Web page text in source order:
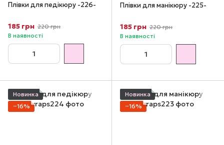
Плівки для педікюру -226-
185 грн 220 грн
В наявності
Плівки для манікюру -225-
185 грн 220 грн
В наявності
Новинка
−16%
Новинка
−16%